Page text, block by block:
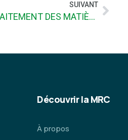
SUIVANT
APPEL D’OFFRES: TRAITEMENT DES MATIÈRES RECYCLABLES
Découvrir la MRC
À propos